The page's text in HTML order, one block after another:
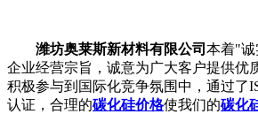
潍坊奥莱斯新材料有限公司 本着"诚
企业经营宗旨，诚意为广大客户提供优
积极参与到国际化竞争氛围中，通过了
认证，合理的碳化硅价格使我们的碳化